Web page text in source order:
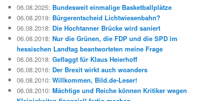
n
06.08.2025: Bundesweit einmalige Basketballplätze
06.08.2019: Bürgerentscheid Lichtwiesenbahn?
06.08.2018: Die Hochtanner Brücke wird saniert
06.08.2018:Nur die Grünen, die FDP und die SPD im
hessischen Landtag beantworteten meine Frage
06.08.2018:Geflaggt für Klaus Heierhoff
06.08.2016: Der Brexit wirkt auch woanders
06.08.2010:Willkommen, Bild.de-Leser!
06.08.2010:Mächtige und Reiche können Kritiker wegen